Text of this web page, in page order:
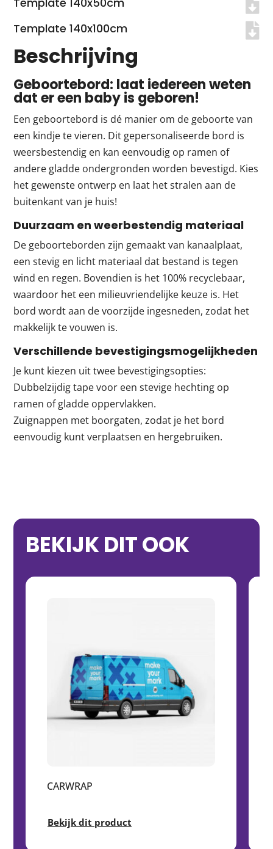
Beschrijving
Geboortebord: laat iedereen weten
dat er een baby is geboren!
Een geboortebord is dé manier om de geboorte van
een kindje te vieren. Dit gepersonaliseerde bord is
weersbestendig en kan eenvoudig op ramen of
andere gladde ondergronden worden bevestigd. Kies
het gewenste ontwerp en laat het stralen aan de
buitenkant van je huis!
Duurzaam en weerbestendig materiaal
De geboorteborden zijn gemaakt van kanaalplaat,
een stevig en licht materiaal dat bestand is tegen
wind en regen. Bovendien is het 100% recyclebaar,
waardoor het een milieuvriendelijke keuze is. Het
bord wordt aan de voorzijde ingesneden, zodat het
makkelijk te vouwen is.
Verschillende bevestigingsmogelijkheden
Je kunt kiezen uit twee bevestigingsopties:
Dubbelzijdig tape voor een stevige hechting op
ramen of gladde oppervlakken.
Zuignappen met boorgaten, zodat je het bord
eenvoudig kunt verplaatsen en hergebruiken.
Template 140x100cm
BEKIJK DIT OOK
CARWRAP
Bekijk dit product